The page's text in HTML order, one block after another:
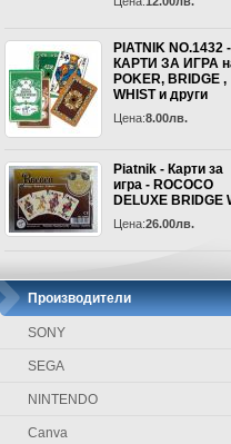
PIATNIK NO.1432 -
КАРТИ ЗА ИГРА
POKER, BRIDGE ,
WHIST и други
Цена:8.00лв.
Piatnik - Карти за
игра - ROCOCO
DELUXE BRIDGE
Цена:26.00лв.
Производители
SONY
SEGA
NINTENDO
Canva